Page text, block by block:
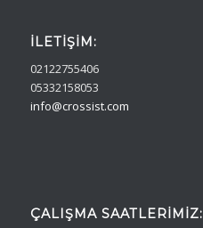
İLETIŞIM:
02122755406
05332158053
info@crossist.com
ÇALIŞMA SAATLERIMIZ: